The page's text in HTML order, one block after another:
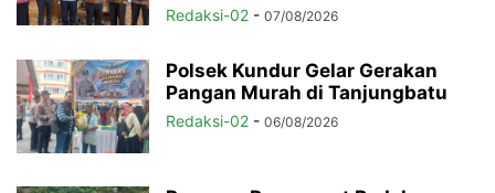
Redaksi-02 - 07/08/2026
Polsek Kundur Gelar Gerakan
Pangan Murah di Tanjungbatu
Redaksi-02 - 06/08/2026